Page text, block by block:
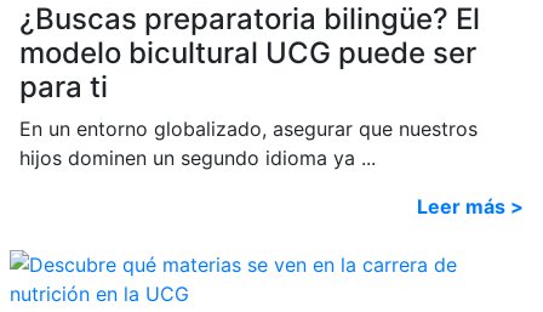
¿Buscas preparatoria bilingüe? El
modelo bicultural UCG puede ser
para ti
En un entorno globalizado, asegurar que nuestros
hijos dominen un segundo idioma ya ...
Leer más >